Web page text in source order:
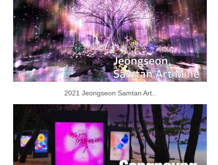
2021 Jeongseon Samtan Art..